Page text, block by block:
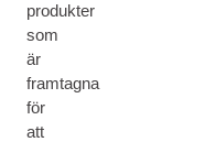
produkter
som
är
framtagna
för
att